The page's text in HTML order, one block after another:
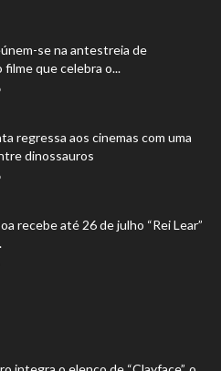
se na antestreia de
filme que celebra o...
regressa aos cinemas com uma
dinossauros
recebe até 26 de julho “Rei Lear”